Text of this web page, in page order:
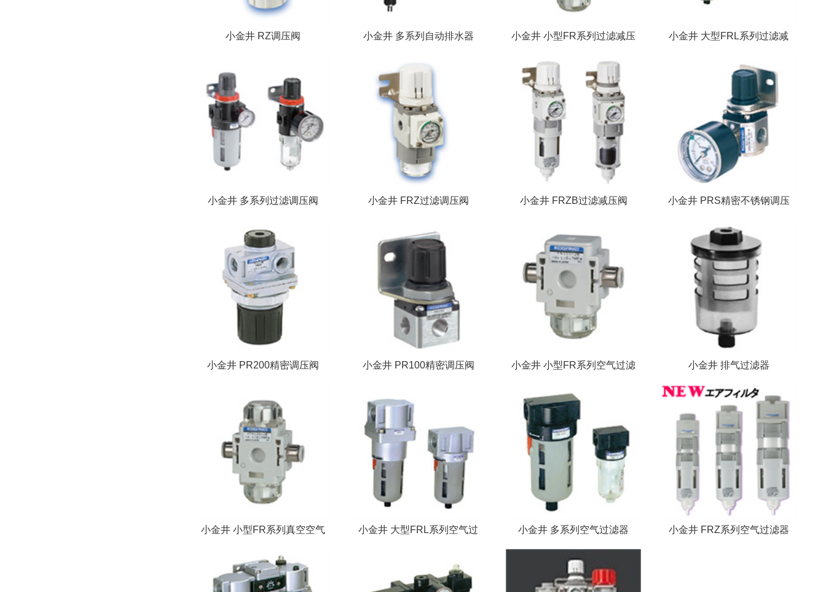
小金井 RZ调压阀 小金井 多系列自动排水器 小金井 小型FR系列过滤减压 小金井 大型FRL系列过滤减
小金井 多系列过滤调压阀 小金井 FRZ过滤调压阀 小金井 FRZB过滤减压阀 小金井 PRS精密不锈钢调压
小金井 PR200精密调压阀 小金井 PR100精密调压阀 小金井 小型FR系列空气过滤 小金井 排气过滤器
小金井 小型FR系列真空空气 小金井 大型FRL系列空气过 小金井 多系列空气过滤器 小金井 FRZ系列空气过滤器